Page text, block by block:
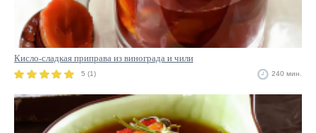
Кисло-сладкая приправа из винограда и чили
5 (1) 240 мин.